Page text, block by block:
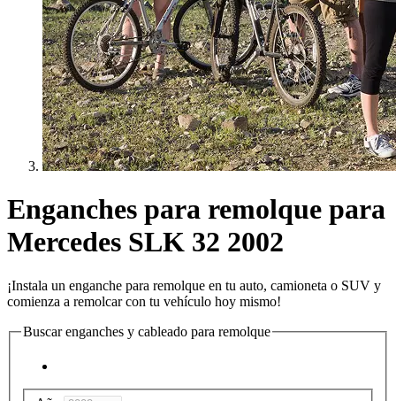
Enganches para remolque para
Mercedes SLK 32 2002
¡Instala un enganche para remolque en tu auto, camioneta o SUV y
comienza a remolcar con tu vehículo hoy mismo!
Buscar enganches y cableado para remolque